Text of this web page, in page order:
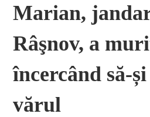
Marian,
Râşnov, a
încercând să-
vărul